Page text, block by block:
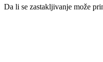
Da li se zastakljivanje može